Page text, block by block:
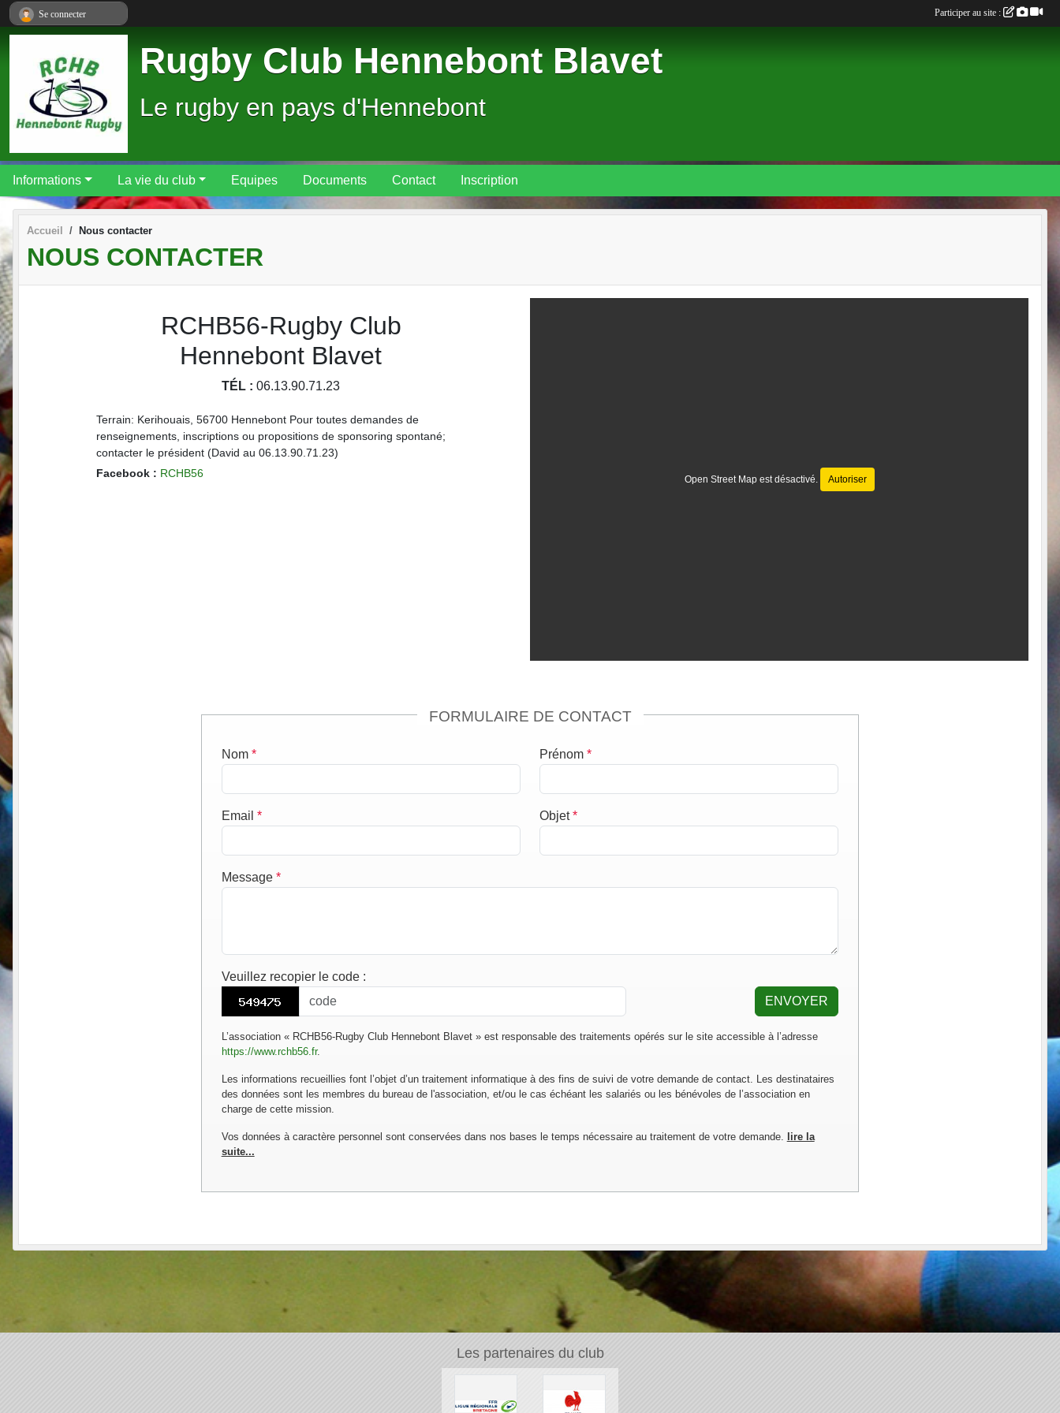
Rugby Club Hennebont Blavet
Le rugby en pays d'Hennebont
Informations La vie du club Equipes Documents Contact Inscription
Accueil Nous contacter
NOUS CONTACTER
RCHB56-Rugby Club
Hennebont Blavet
TÉL : 06.13.90.71.23
Terrain: Kerihouais, 56700 Hennebont Pour toutes demandes de
renseignements, inscriptions ou propositions de sponsoring spontané;
contacter le président (David au 06.13.90.71.23)
Facebook : RCHB56 Open Street Map est désactivé. Autoriser
FORMULAIRE DE CONTACT
Nom * Prénom *
Email * Objet*
Message *
Veuillez recopier le code :
ENVOYER
L’association « RCHB56-Rugby Club Hennebont Blavet » est responsable des traitements opérés sur le site accessible à l’adresse
https://www.rchb56.fr.
Les informations recueillies font l’objet d’un traitement informatique à des fins de suivi de votre demande de contact. Les destinataires
des données sont les membres du bureau de l'association, et/ou le cas échéant les salariés ou les bénévoles de l’association en
charge de cette mission.
Vos données à caractère personnel sont conservées dans nos bases le temps nécessaire au traitement de votre demande. lire la
suite...
Les partenaires du club
Se connecter Participer au site :
Panneau de gestion des cookies